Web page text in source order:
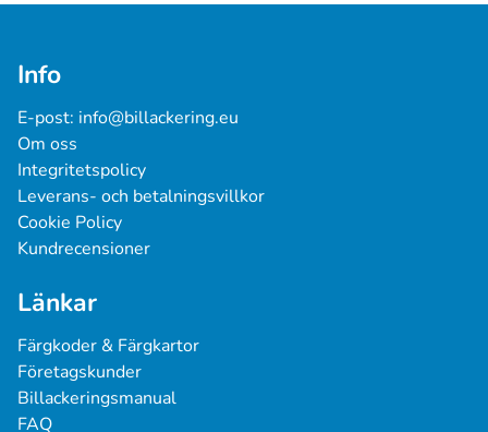
Info
E-post: info@billackering.eu
Om oss
Integritetspolicy
Leverans- och betalningsvillkor
Cookie Policy
Kundrecensioner
Länkar
Färgkoder & Färgkartor
Företagskunder
Billackeringsmanual
FAQ